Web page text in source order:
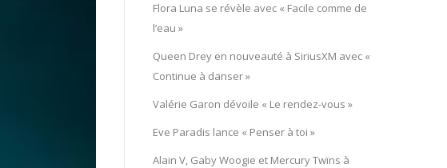
Flora Luna se révèle avec « Facile comme de
l’eau »
Queen Drey en nouveauté à SiriusXM avec «
Continue à danser »
Valérie Garon dévoile « Le rendez-vous »
Eve Paradis lance « Penser à toi »
Alain V, Gaby Woogie et Mercury Twïns à